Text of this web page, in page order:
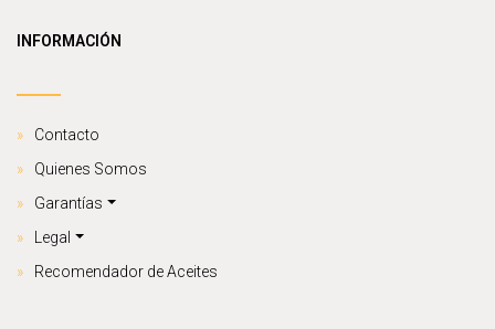
INFORMACIÓN
Contacto
Quienes Somos
Garantías
Legal
Recomendador de Aceites